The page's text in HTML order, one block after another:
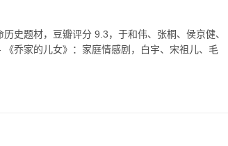
史题材，豆瓣评分 9.3，于和伟、张桐、侯京健、
乔家的儿女》：家庭情感剧，白宇、宋祖儿、毛